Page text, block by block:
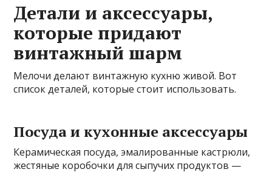
Детали и аксессуары,
которые придают
винтажный шарм
Мелочи делают винтажную кухню живой. Вот
список деталей, которые стоит использовать.
Посуда и кухонные аксессуары
Керамическая посуда, эмалированные кастрюли,
жестяные коробочки для сыпучих продуктов —